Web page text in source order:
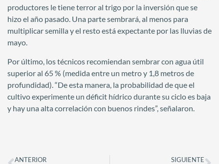
productores le tiene terror al trigo por la inversión que se
hizo el año pasado. Una parte sembrará, al menos para
multiplicar semilla y el resto está expectante por las lluvias de
mayo.
Por último, los técnicos recomiendan sembrar con agua útil
superior al 65 % (medida entre un metro y 1,8 metros de
profundidad). “De esta manera, la probabilidad de que el
cultivo experimente un déficit hídrico durante su ciclo es baja
y hay una alta correlación con buenos rindes”, señalaron.
ANTERIOR SIGUIENTE